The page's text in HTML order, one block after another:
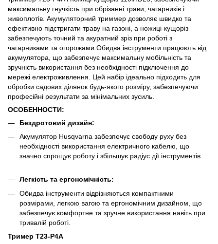
максимальну гнучкість при обрізанні трави, чагарників і
живоплотів. Акумуляторний триммер дозволяє швидко та
ефективно підстригати траву на газоні, а ножиці-кущоріз
забезпечують точний та акуратний зріз при роботі з
чагарниками та огорожами.Обидва інструменти працюють від
акумулятора, що забезпечує максимальну мобільність та
зручність використання без необхідності підключення до
мережі електроживлення. Цей набір ідеально підходить для
обробки садових ділянок будь-якого розміру, забезпечуючи
професійні результати за мінімальних зусиль.
ОСОБЕННОСТИ:
Бездротовий дизайн:
Акумулятор Husqvarna забезпечує свободу руху без
необхідності використання електричного кабелю, що
значно спрощує роботу і збільшує радіус дії інструментів.
Легкість та ергономічність:
Обидва інструменти відрізняються компактними
розмірами, легкою вагою та ергономічним дизайном, що
забезпечує комфортне та зручне використання навіть при
тривалій роботі.
Тример T23-P4A